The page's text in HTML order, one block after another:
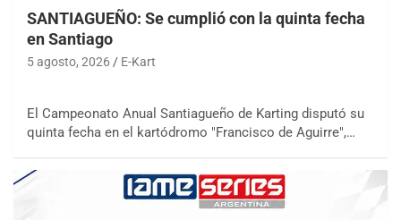
SANTIAGUEÑO: Se cumplió con la quinta fecha
en Santiago
5 agosto, 2026 E-Kart
El Campeonato Anual Santiagueño de Karting disputó su
quinta fecha en el kartódromo "Francisco de Aguirre",…